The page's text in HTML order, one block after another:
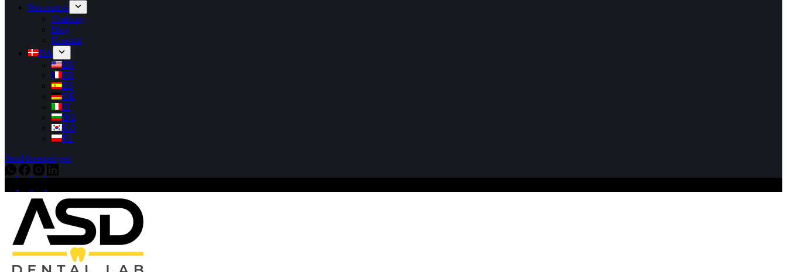
Ressourcer
Omkring
Blog
Kontakt
DA
EN
FR
ES
DE
IT
BG
KO
PL
Send forespørgsel